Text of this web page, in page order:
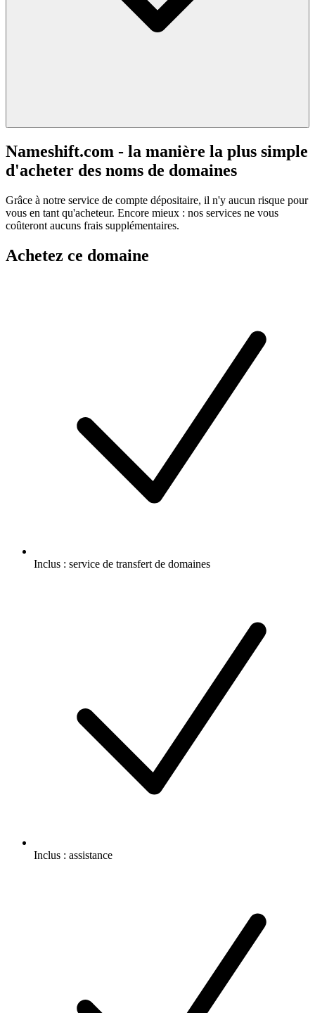
Nameshift.com - la manière la plus simple
d'acheter des noms de domaines
Grâce à notre service de compte dépositaire, il n'y aucun risque pour
vous en tant qu'acheteur. Encore mieux : nos services ne vous
coûteront aucuns frais supplémentaires.
Achetez ce domaine
Inclus : service de transfert de domaines
Inclus : assistance